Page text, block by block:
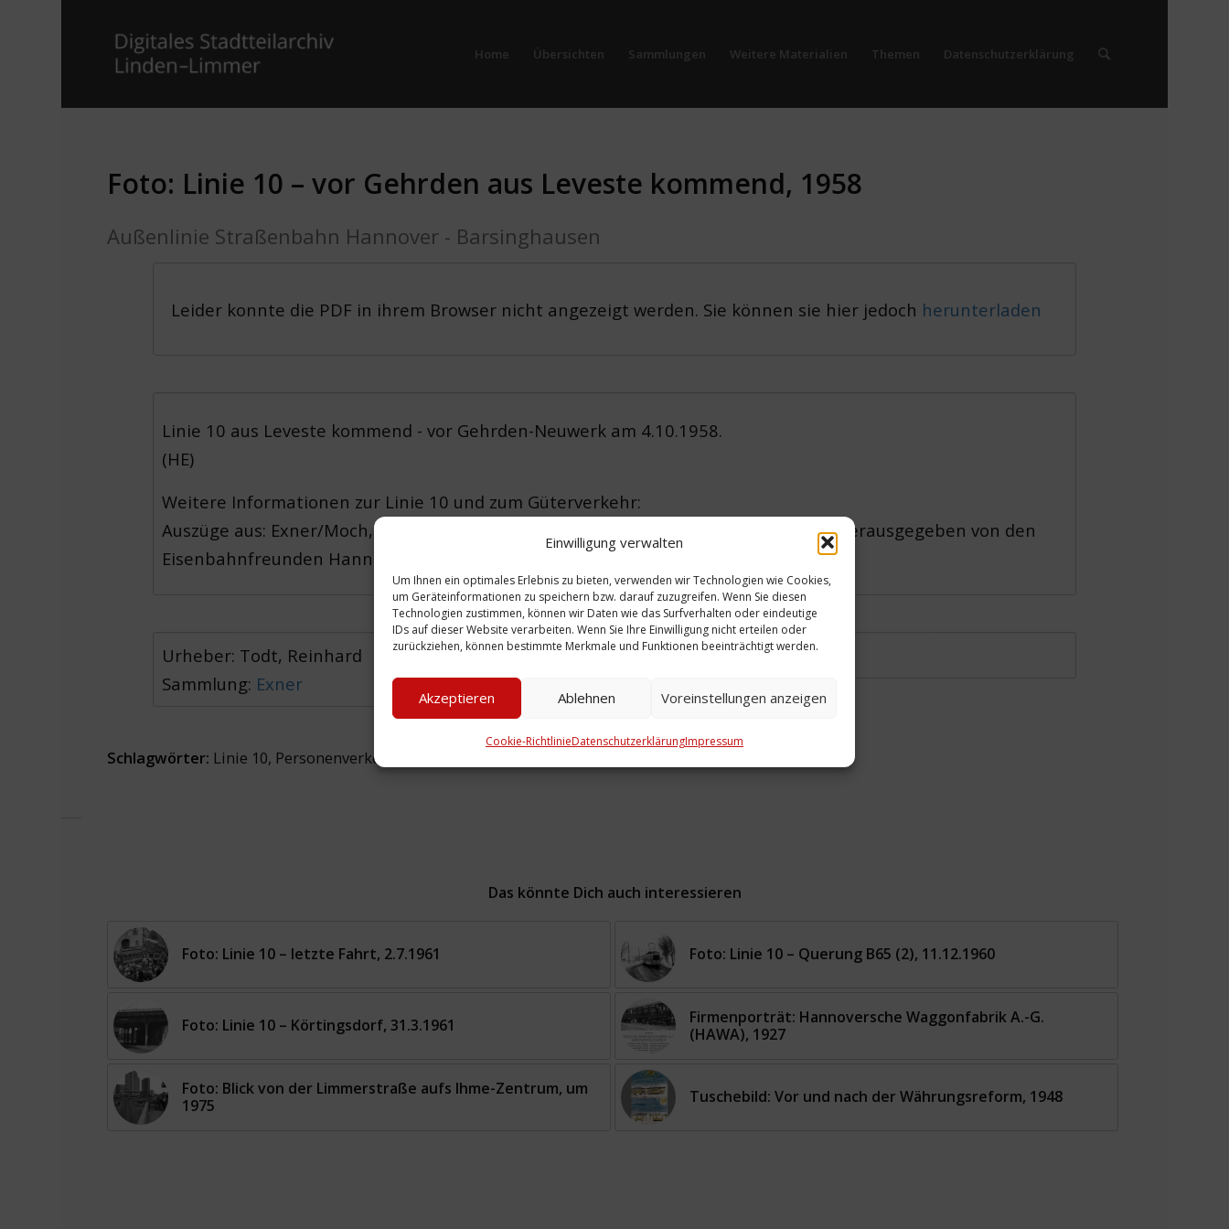
Einwilligung verwalten
Um Ihnen ein optimales Erlebnis zu bieten, verwenden wir Technologien wie Cookies,
um Geräteinformationen zu speichern bzw. darauf zuzugreifen. Wenn Sie diesen
Technologien zustimmen, können wir Daten wie das Surfverhalten oder eindeutige
IDs auf dieser Website verarbeiten. Wenn Sie Ihre Einwilligung nicht erteilen oder
zurückziehen, können bestimmte Merkmale und Funktionen beeinträchtigt werden.
Akzeptieren Ablehnen Voreinstellungen anzeigen
Cookie-RichtlinieDatenschutzerklärungImpressum
Home Übersichten Sammlungen Weitere Materialien Themen Datenschutzerklärung
Foto: Linie 10 – vor Gehrden aus Leveste kommend, 1958
Außenlinie Straßenbahn Hannover - Barsinghausen
Leider konnte die PDF in ihrem Browser nicht angezeigt werden. Sie können sie hier jedoch herunterladen
Linie 10 aus Leveste kommend - vor Gehrden-Neuwerk am 4.10.1958.
(HE)
Weitere Informationen zur Linie 10 und zum Güterverkehr:
Auszüge aus: Exner/Moch, Der Güterverkehr der Straßenbahn Hannover, 1899-1953, herausgegeben von den
Eisenbahnfreunden Hannover, Hannover 1978
Urheber: Todt, Reinhard
Sammlung: Exner
Zeitliche Einordnung: 1958
Schlagwörter: Linie 10, Personenverkehr
Das könnte Dich auch interessieren
Foto: Linie 10 – letzte Fahrt, 2.7.1961 Foto: Linie 10 – Querung B65 (2), 11.12.1960
Foto: Linie 10 – Körtingsdorf, 31.3.1961
Firmenporträt: Hannoversche Waggonfabrik A.-G.
(HAWA), 1927
Foto: Blick von der Limmerstraße aufs Ihme-Zentrum, um
1975
Tuschebild: Vor und nach der Währungsreform, 1948